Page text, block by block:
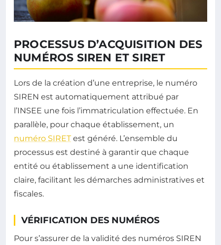
PROCESSUS D’ACQUISITION DES
NUMÉROS SIREN ET SIRET
Lors de la création d’une entreprise, le numéro
SIREN est automatiquement attribué par
l’INSEE une fois l’immatriculation effectuée. En
parallèle, pour chaque établissement, un
numéro SIRETest généré. L’ensemble du
processus est destiné à garantir que chaque
entité ou établissement a une identification
claire, facilitant les démarches administratives et
fiscales.
VÉRIFICATION DES NUMÉROS
Pour s’assurer de la validité des numéros SIREN